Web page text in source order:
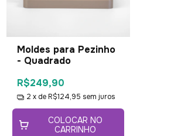
Moldes para Pezinho
- Quadrado
R$249,90
2 x de R$124,95 sem juros
COLOCAR NO
CARRINHO